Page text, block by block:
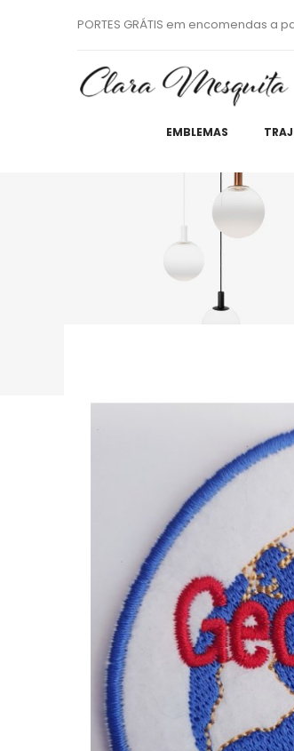
PORTES GRÁTIS em encomendas a
EMBLEMAS